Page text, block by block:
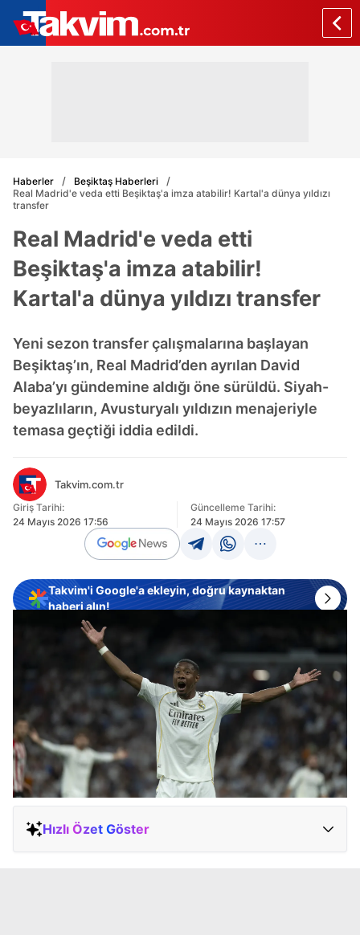
Haberler
Beşiktaş Haberleri
Real Madrid'e veda etti Beşiktaş'a imza atabilir! Kartal'a dünya yıldızı
transfer
Real Madrid'e veda etti
Beşiktaş'a imza atabilir!
Kartal'a dünya yıldızı transfer
Yeni sezon transfer çalışmalarına başlayan
Beşiktaş’ın, Real Madrid’den ayrılan David
Alaba’yı gündemine aldığı öne sürüldü. Siyah-
beyazlıların, Avusturyalı yıldızın menajeriyle
temasa geçtiği iddia edildi.
Takvim.com.tr
Giriş Tarihi:
24 Mayıs 2026 17:56
Güncelleme Tarihi:
24 Mayıs 2026 17:57
Takvim'i Google'a ekleyin, doğru kaynaktan
haberi alın!
Hızlı Özet Göster